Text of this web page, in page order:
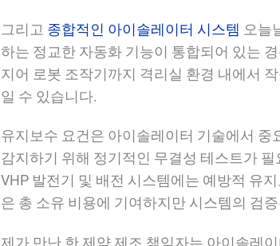
그리고 종합적인 아이솔레이터 시스템 오늘
하는 정교한 자동화 기능이 통합되어 있는
지어 로봇 조작기까지 격리실 환경 내에서
일 수 있습니다.
유지보수 요건은 아이솔레이터 기술에서
감지하기 위해 정기적인 무결성 테스트가
VHP 발전기 및 배전 시스템에는 예방적 유
은 총 소유 비용에 기여하지만 시스템의 검
제가 만난 한 제약 제조 책임자는 아이솔레